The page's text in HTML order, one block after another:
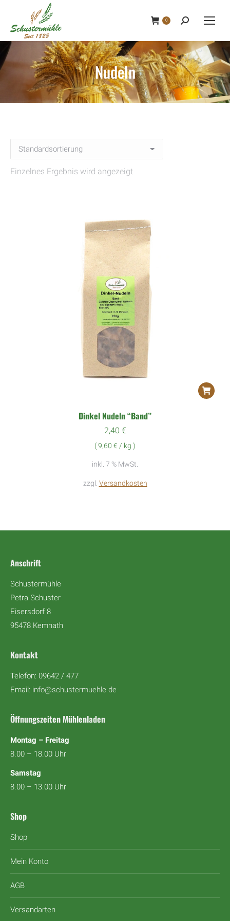
0 Search:
Nudeln
Einzelnes Ergebnis wird angezeigt
Dinkel Nudeln “Band”
2,40 €
(9,60 € / kg )
inkl. 7 % MwSt.
zzgl. Versandkosten
Anschrift
Schustermühle
Petra Schuster
Eisersdorf 8
95478 Kemnath
Kontakt
Telefon: 09642 / 477
Email: info@schustermuehle.de
Öffnungszeiten Mühlenladen
Montag – Freitag
8.00 – 18.00 Uhr
Samstag
8.00 – 13.00 Uhr
Shop
Shop
Mein Konto
AGB
Versandarten